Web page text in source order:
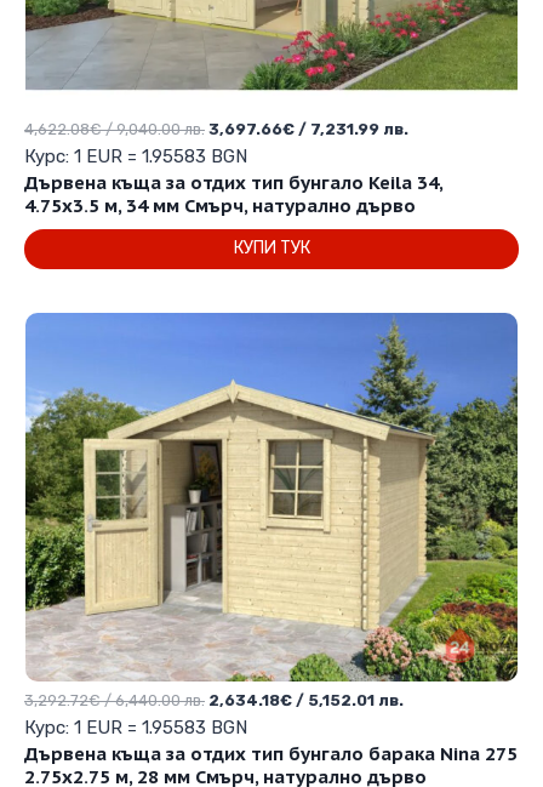
Дървена къща за отдих тип бунгало Keila 34,
4.75х3.5 м, 34 мм Смърч, натурално дърво
4,622.08€/ 9,040.00 лв. Original
price
was:
4,622.08€
9,040.00 лв..
3,697.66€ / 7,231.99 лв.
е:
3,697.66€
Курс: 1 EUR = 1.95583 BGN
КУПИ ТУК
Дървена къща за отдих тип бунгало барака Nina 275
2.75х2.75 м, 28 мм Смърч, натурално дърво
3,292.72€/ 6,440.00 лв. Original
price
was:
3,292.72€
2,634.18€ / 5,152.01 лв.Текущата
е:
2,634.18€
Курс: 1 EUR = 1.95583 BGN